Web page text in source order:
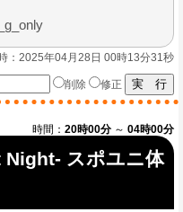
：2025年04月28日 00時13分31秒
削除 修正
時間： 20時00分 ～ 04時00分
Night- スポユニ体